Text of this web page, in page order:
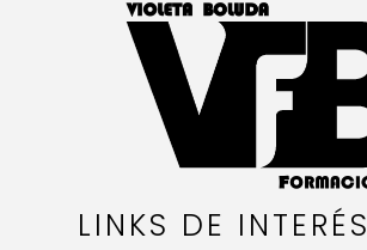
LINKS DE INTERÉS